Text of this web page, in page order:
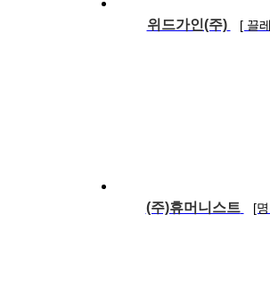
위드가인(주) [ 끌
(주)휴머니스트 [